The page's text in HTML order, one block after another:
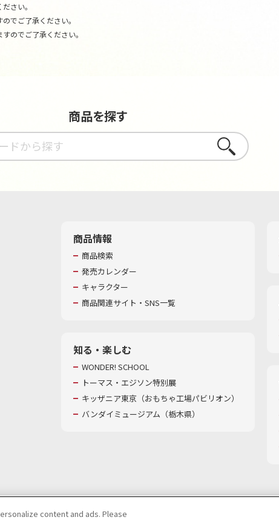
さい。
でご了承ください。
のでご了承ください。
商品を探す
さがす
商品情報
商品検索
発売カレンダー
キャラクター
商品関連サイト・SNS一覧
知る・楽しむ
WONDER! SCHOOL
トーマス・エジソン特別展
キッザニア東京（おもちゃ工場パビリオン）​
バンダイミュージアム（栃木県）
content and ads. Please